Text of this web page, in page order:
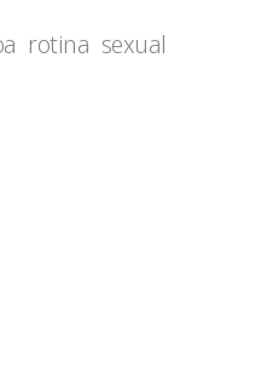
rotina sexual